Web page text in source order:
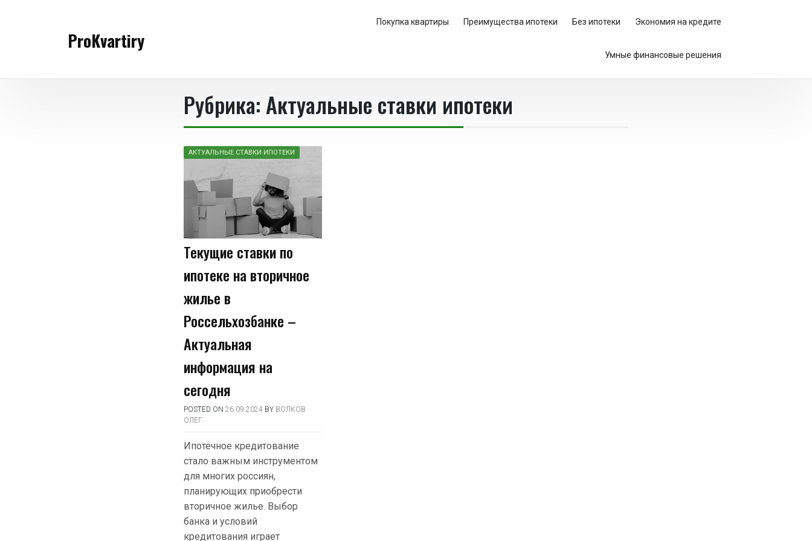
ProKvartiry
Покупка квартиры Преимущества ипотеки Без ипотеки Экономия на кредите
Умные финансовые решения
Рубрика: Актуальные ставки ипотеки
АКТУАЛЬНЫЕ СТАВКИ ИПОТЕКИ
Текущие ставки по
ипотеке на вторичное
жилье в
Россельхозбанке –
Актуальная
информация на
сегодня
POSTED ON 26.09.2024 BY ВОЛКОВ
ОЛЕГ
Ипотечное кредитование
стало важным инструментом
для многих россиян,
планирующих приобрести
вторичное жилье. Выбор
банка и условий
кредитования играет